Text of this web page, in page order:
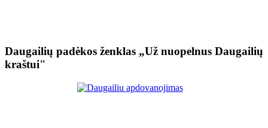
Daugailių padėkos ženklas „Už nuopelnus Daugailių
kraštui"